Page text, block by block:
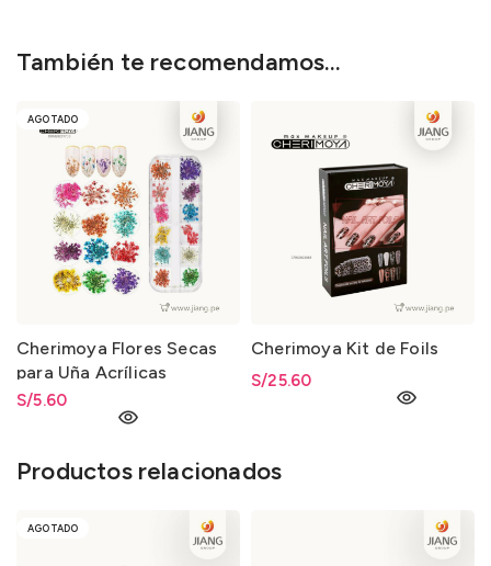
También te recomendamos…
AGOTADO
Cherimoya Flores Secas
para Uña Acrílicas
S/5.60
Cherimoya Kit de Foils
S/25.60
Productos relacionados
AGOTADO